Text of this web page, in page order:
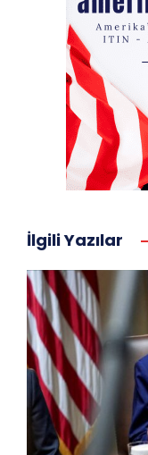
İlgili Yazılar